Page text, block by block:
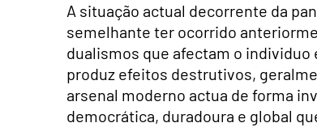
A situação actual decorrente da
semelhante ter ocorrido
dualismos que afectam o individuo
produz efeitos destrutivos,
arsenal moderno actua de forma
democrática, duradoura e global